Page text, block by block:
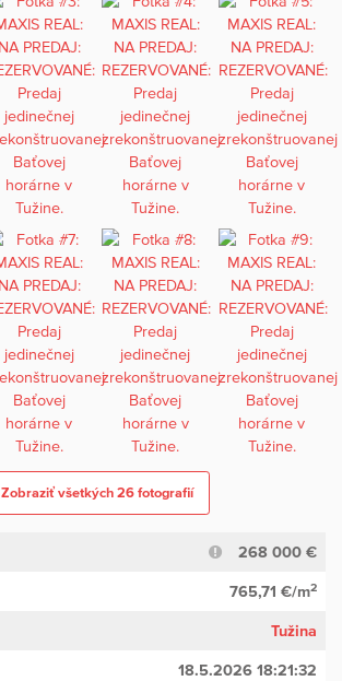
Zobraziť všetkých 26 fotografií
268 000 €
765,71 €/m2
Tužina
18.5.2026 18:21:32